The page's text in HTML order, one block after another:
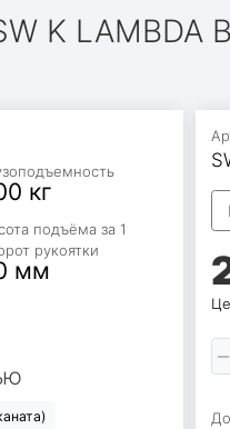
K LAMBDA
кг
подъёма за 1
рукоятки
мм